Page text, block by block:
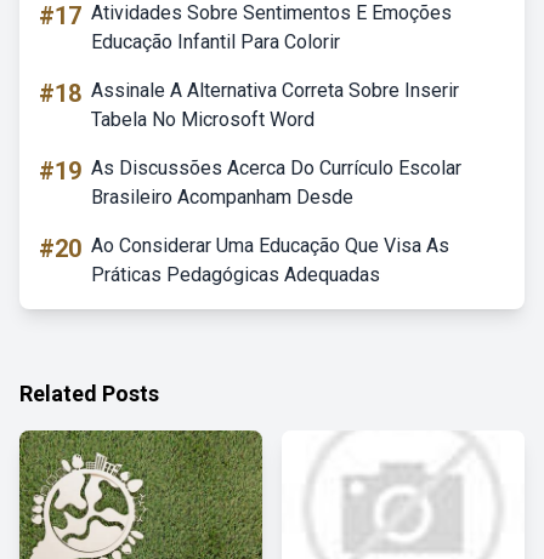
#17 Atividades Sobre Sentimentos E Emoções
Educação Infantil Para Colorir
#18 Assinale A Alternativa Correta Sobre Inserir
Tabela No Microsoft Word
#19 As Discussões Acerca Do Currículo Escolar
Brasileiro Acompanham Desde
#20 Ao Considerar Uma Educação Que Visa As
Práticas Pedagógicas Adequadas
Related Posts